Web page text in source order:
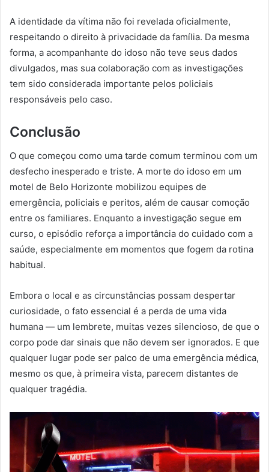
A identidade da vítima não foi revelada oficialmente,
respeitando o direito à privacidade da família. Da mesma
forma, a acompanhante do idoso não teve seus dados
divulgados, mas sua colaboração com as investigações
tem sido considerada importante pelos policiais
responsáveis pelo caso.
Conclusão
O que começou como uma tarde comum terminou com um
desfecho inesperado e triste. A morte do idoso em um
motel de Belo Horizonte mobilizou equipes de
emergência, policiais e peritos, além de causar comoção
entre os familiares. Enquanto a investigação segue em
curso, o episódio reforça a importância do cuidado com a
saúde, especialmente em momentos que fogem da rotina
habitual.
Embora o local e as circunstâncias possam despertar
curiosidade, o fato essencial é a perda de uma vida
humana — um lembrete, muitas vezes silencioso, de que o
corpo pode dar sinais que não devem ser ignorados. E que
qualquer lugar pode ser palco de uma emergência médica,
mesmo os que, à primeira vista, parecem distantes de
qualquer tragédia.